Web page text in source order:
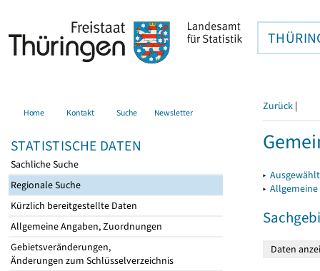
Home Kontakt Suche Newsletter
STATISTISCHE DATEN
Sachliche Suche
Regionale Suche
Kürzlich bereitgestellte Daten
Allgemeine Angaben, Zuordnungen
Gebietsveränderungen,
Änderungen zum Schlüsselverzeichnis
Zurück |
▸
▸